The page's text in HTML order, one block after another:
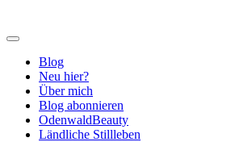
Blog
Neu hier?
Über mich
Blog abonnieren
OdenwaldBeauty
Ländliche Stillleben